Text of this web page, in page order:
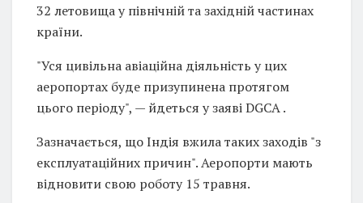
32 летовища у північній та західній частинах
країни.
"Уся цивільна авіаційна діяльність у цих
аеропортах буде призупинена протягом
цього періоду", — йдеться у заяві DGCA .
Зазначається, що Індія вжила таких заходів "з
експлуатаційних причин". Аеропорти мають
відновити свою роботу 15 травня.